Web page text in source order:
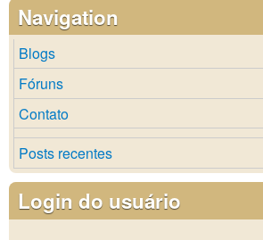
Navigation
Blogs
Fóruns
Contato
Posts recentes
Login do usuário